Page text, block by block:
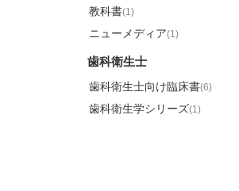
教科書(1)
ニューメディア(1)
歯科衛生士
歯科衛生士向け臨床書(6)
歯科衛生学シリーズ(1)